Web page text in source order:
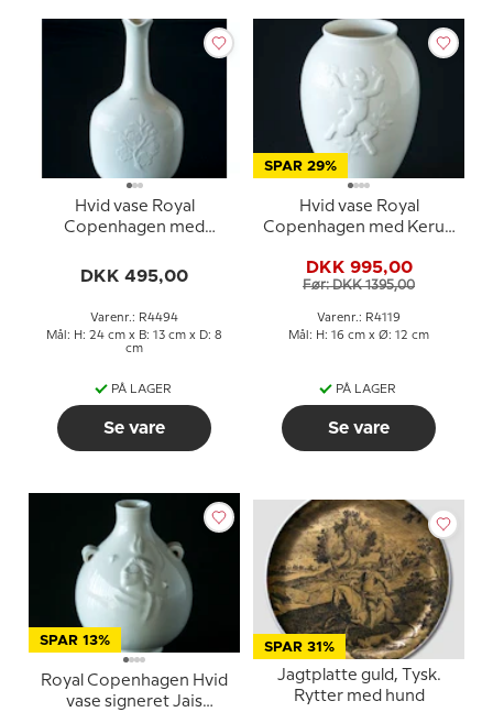
Hvid vase Royal
Copenhagen med
DKK 495,00
Varenr.: R4494
Mål: H: 24 cm x B: 13 cm x D: 8
cm
PÅ LAGER
Se vare
SPAR 29%
Hvid vase Royal
Copenhagen med Kerub
DKK 995,00
Før: DKK 1395,00
Varenr.: R4119
Mål: H: 16 cm x Ø: 12 cm
PÅ LAGER
Se vare
SPAR 13%
Royal Copenhagen Hvid
vase signeret Jais
SPAR 31%
Jagtplatte guld, Tysk.
Rytter med hund